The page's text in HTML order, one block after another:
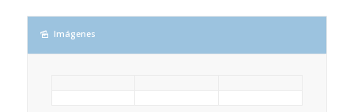
Imágenes